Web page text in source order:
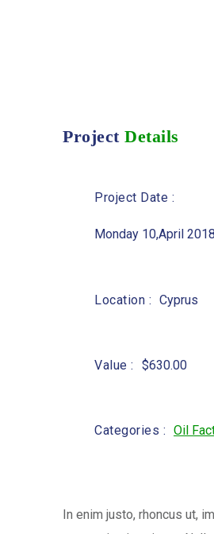
Project Details
Project Date :
Monday 10,April 2018
Location : Cyprus
Value : $630.00
Categories : Oil
In enim justo, rhoncus ut,